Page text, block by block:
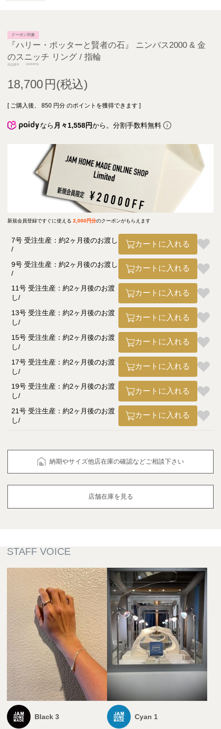
クーポン対象
『ハリー・ポッターと賢者の石』 ニンバス2000 & 金
のスニッチ リング / 指輪
商品番号 JWBHP01
18,700
[ ご購入後、 850 円分 のポイントを獲得できます ]
なら 月々1,558円から。分割手数料無料
新規会員登録ですぐに使える 2,000円分のクーポンがもらえます
7号 受注生産：約2ヶ月後のお渡し カートに入れる
9号 受注生産：約2ヶ月後のお渡し カートに入れる
11号 受注生産：約2ヶ月後のお渡
し
カートに入れる
13号 受注生産：約2ヶ月後のお渡
し
カートに入れる
15号 受注生産：約2ヶ月後のお渡
し
カートに入れる
17号 受注生産：約2ヶ月後のお渡
し
カートに入れる
19号 受注生産：約2ヶ月後のお渡
し
カートに入れる
21号 受注生産：約2ヶ月後のお渡
し
カートに入れる
納期やサイズ他店在庫の確認などご相談下さい
店舗在庫を見る
Black 3 Cyan 1